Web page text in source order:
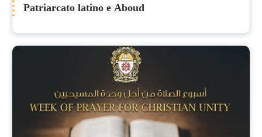
Patriarcato latino e Aboud